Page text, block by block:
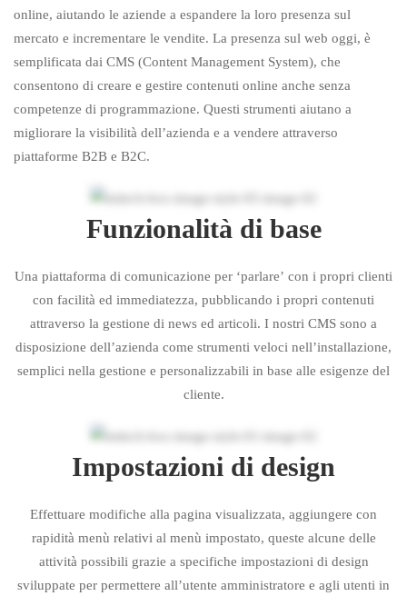
online, aiutando le aziende a espandere la loro presenza sul
mercato e incrementare le vendite. La presenza sul web oggi, è
semplificata dai CMS (Content Management System), che
consentono di creare e gestire contenuti online anche senza
competenze di programmazione. Questi strumenti aiutano a
migliorare la visibilità dell’azienda e a vendere attraverso
piattaforme B2B e B2C.
Funzionalità di base
Una piattaforma di comunicazione per ‘parlare’ con i propri clienti
con facilità ed immediatezza, pubblicando i propri contenuti
attraverso la gestione di news ed articoli. I nostri CMS sono a
disposizione dell’azienda come strumenti veloci nell’installazione,
semplici nella gestione e personalizzabili in base alle esigenze del
cliente.
Impostazioni di design
Effettuare modifiche alla pagina visualizzata, aggiungere con
rapidità menù relativi al menù impostato, queste alcune delle
attività possibili grazie a specifiche impostazioni di design
sviluppate per permettere all’utente amministratore e agli utenti in